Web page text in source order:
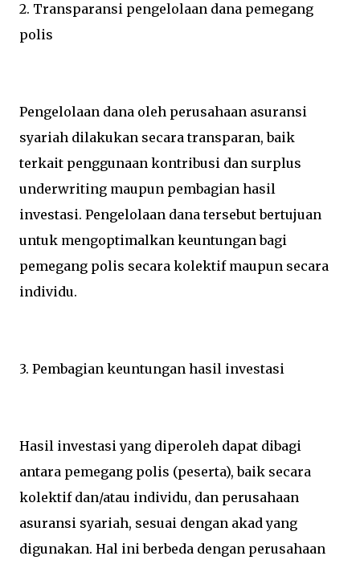
2. Transparansi pengelolaan dana pemegang
polis
Pengelolaan dana oleh perusahaan asuransi
syariah dilakukan secara transparan, baik
terkait penggunaan kontribusi dan surplus
underwriting maupun pembagian hasil
investasi. Pengelolaan dana tersebut bertujuan
untuk mengoptimalkan keuntungan bagi
pemegang polis secara kolektif maupun secara
individu.
3. Pembagian keuntungan hasil investasi
Hasil investasi yang diperoleh dapat dibagi
antara pemegang polis (peserta), baik secara
kolektif dan/atau individu, dan perusahaan
asuransi syariah, sesuai dengan akad yang
digunakan. Hal ini berbeda dengan perusahaan